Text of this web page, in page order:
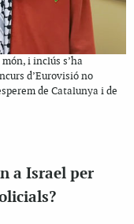
i inclús s’ha
d’Eurovisió no
de Catalunya i de
a Israel per